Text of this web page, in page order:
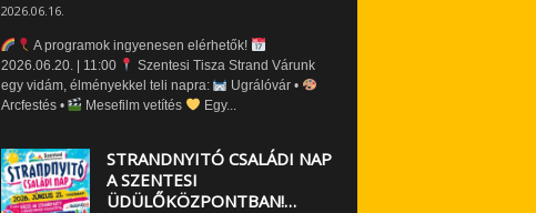
2026.06.16.
A programok ingyenesen elérhetők!
2026.06.20. | 11:00
Szentesi Tisza Strand Várunk
egy vidám, élményekkel teli napra:
Ugrálóvár •
Arcfestés •
Mesefilm vetítés Egy...
STRANDNYITÓ CSALÁDI NAP
A SZENTESI
ÜDÜLŐKÖZPONTBAN!…